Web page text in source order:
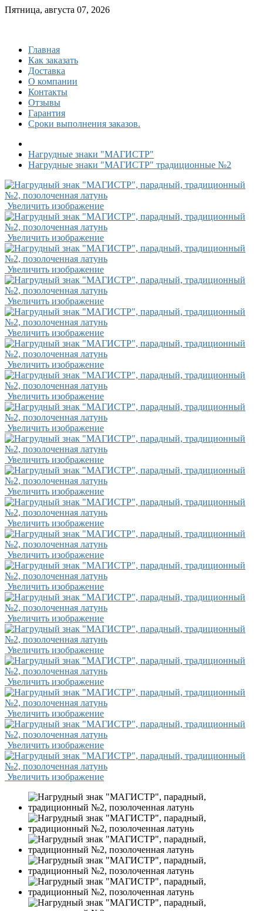
Пятница, августа 07, 2026
Главная
Как заказать
Доставка
О компании
Контакты
Отзывы
Гарантия
Сроки выполнения заказов.
Нагрудные знаки "МАГИСТР"
Нагрудные знаки "МАГИСТР" традиционные №2
Увеличить изображение
Увеличить изображение
Увеличить изображение
Увеличить изображение
Увеличить изображение
Увеличить изображение
Увеличить изображение
Увеличить изображение
Увеличить изображение
Увеличить изображение
Увеличить изображение
Увеличить изображение
Увеличить изображение
Увеличить изображение
Увеличить изображение
Увеличить изображение
Увеличить изображение
Увеличить изображение
Увеличить изображение